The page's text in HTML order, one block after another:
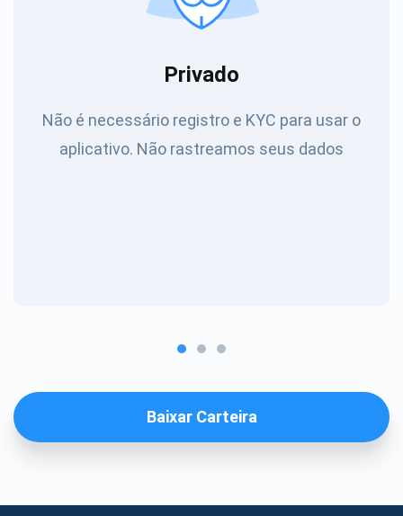
Privado
Não é necessário registro e KYC para usar o
aplicativo. Não rastreamos seus dados
Baixar Carteira